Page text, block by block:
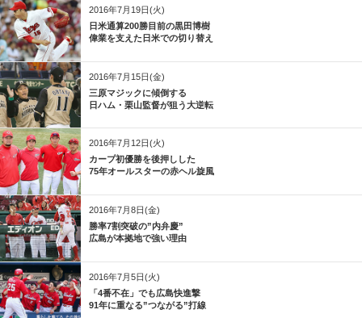
2016年7月19日(火)
日米通算200勝目前の黒田博樹
偉業を支えた日米での切り替え
2016年7月15日(金)
三原マジックに傾倒する
日ハム・栗山監督が狙う大逆転
2016年7月12日(火)
カープ初優勝を後押しした
75年オールスターの赤ヘル旋風
2016年7月8日(金)
勝率7割突破の”内弁慶”
広島が本拠地で強い理由
2016年7月5日(火)
「4番不在」でも広島快進撃
91年に重なる”つながる”打線